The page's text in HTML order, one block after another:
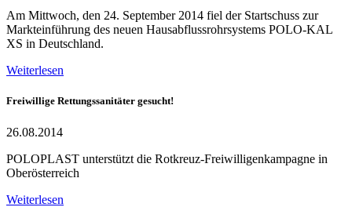
Am Mittwoch, den 24. September 2014 fiel der Startschuss zur
Markteinführung des neuen Hausabflussrohrsystems POLO-KAL
XS in Deutschland.
Weiterlesen
Freiwillige Rettungssanitäter gesucht!
26.08.2014
POLOPLAST unterstützt die Rotkreuz-Freiwilligenkampagne in
Oberösterreich
Weiterlesen